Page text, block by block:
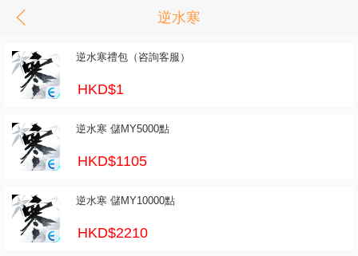
逆水寒
逆水寒禮包（咨詢客服）
HKD$1
逆水寒 儲MY5000點
HKD$1105
逆水寒 儲MY10000點
HKD$2210